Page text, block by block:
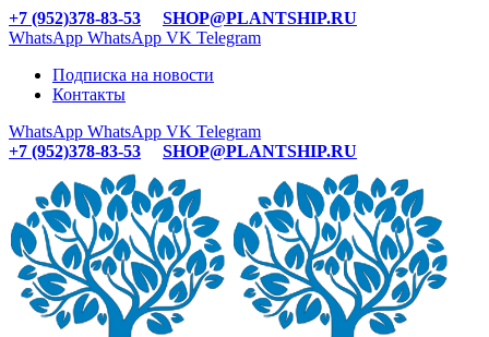
+7 (952)378-83-53
SHOP@PLANTSHIP.RU
WhatsApp WhatsApp VK Telegram
Подписка на новости
Контакты
WhatsApp WhatsApp VK Telegram
+7 (952)378-83-53
SHOP@PLANTSHIP.RU